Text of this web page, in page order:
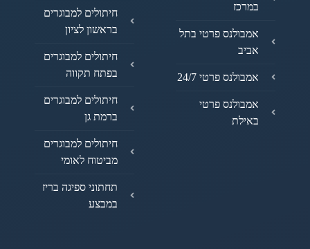
במרכז
אמבולנס פרטי בתל
אביב
אמבולנס פרטי 24/7
אמבולנס פרטי
באילת
חיתולים למבוגרים
בראשון לציון
חיתולים למבוגרים
בפתח תקווה
חיתולים למבוגרים
ברמת גן
חיתולים למבוגרים
מביטוח לאומי
תחתוני ספיגה בריז
במבצע